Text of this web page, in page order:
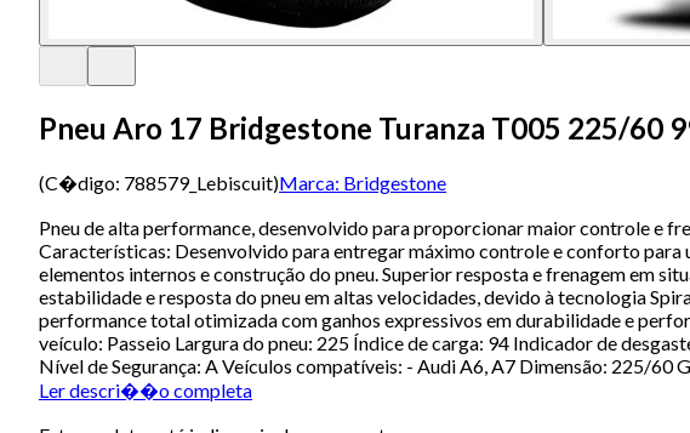
Pneu Aro 17 Bridgestone Turanza T005 225/60
(C�digo: 788579_Lebiscuit)Marca: Bridgestone
Pneu de alta performance, desenvolvido para proporcionar maior controle e
Características: Desenvolvido para entregar máximo controle e conforto
elementos internos e construção do pneu. Superior resposta e frenagem em
estabilidade e resposta do pneu em altas velocidades, devido à tecnologia
performance total otimizada com ganhos expressivos em durabilidade e
veículo: Passeio Largura do pneu: 225 Índice de carga: 94 Indicador de
Nível de Segurança: A Veículos compatíveis: - Audi A6, A7 Dimensão: 225/60
Ler descri��o completa